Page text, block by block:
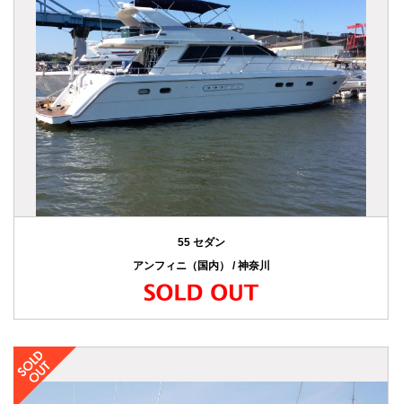
55 セダン
アンフィニ（国内） / 神奈川